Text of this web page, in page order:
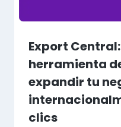
Export
herramienta
expandir tu
clics